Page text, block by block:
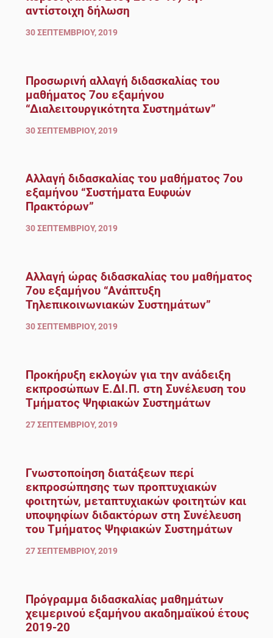
αντίστοιχη δήλωση
30 ΣΕΠΤΕΜΒΡΊΟΥ, 2019
Προσωρινή αλλαγή διδασκαλίας του
μαθήματος 7ου εξαμήνου
“Διαλειτουργικότητα Συστημάτων”
30 ΣΕΠΤΕΜΒΡΊΟΥ, 2019
Αλλαγή διδασκαλίας του μαθήματος 7ου
εξαμήνου “Συστήματα Ευφυών
Πρακτόρων”
30 ΣΕΠΤΕΜΒΡΊΟΥ, 2019
Αλλαγή ώρας διδασκαλίας του μαθήματος
7ου εξαμήνου “Ανάπτυξη
Τηλεπικοινωνιακών Συστημάτων”
30 ΣΕΠΤΕΜΒΡΊΟΥ, 2019
Προκήρυξη εκλογών για την ανάδειξη
εκπροσώπων Ε.ΔΙ.Π. στη Συνέλευση του
Τμήματος Ψηφιακών Συστημάτων
27 ΣΕΠΤΕΜΒΡΊΟΥ, 2019
Γνωστοποίηση διατάξεων περί
εκπροσώπησης των προπτυχιακών
φοιτητών, μεταπτυχιακών φοιτητών και
υποψηφίων διδακτόρων στη Συνέλευση
του Τμήματος Ψηφιακών Συστημάτων
27 ΣΕΠΤΕΜΒΡΊΟΥ, 2019
Πρόγραμμα διδασκαλίας μαθημάτων
χειμερινού εξαμήνου ακαδημαϊκού έτους
2019-20